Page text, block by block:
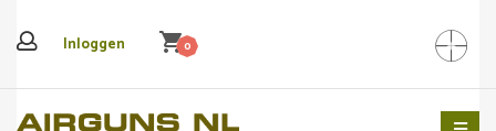
Inloggen shopping_cart0 Search